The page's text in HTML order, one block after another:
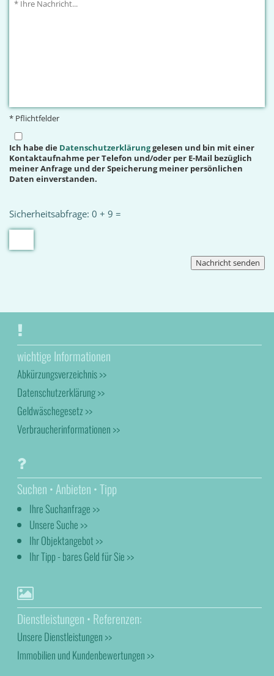
* Pflichtfelder
Ich habe die Datenschutzerklärunggelesen und bin mit einer
Kontaktaufnahme per Telefon und/oder per E-Mail bezüglich
meiner Anfrage und der Speicherung meiner persönlichen
Daten einverstanden.
Sicherheitsabfrage: 0 + 9 =
wichtige Informationen
Abkürzungsverzeichnis >>
Datenschutzerklärung >>
Geldwäschegesetz >>
Verbraucherinformationen >>
Suchen • Anbieten • Tipp
Ihre Suchanfrage >>
Unsere Suche >>
Ihr Objektangebot >>
Ihr Tipp - bares Geld für Sie >>
Dienstleistungen • Referenzen:
Unsere Dienstleistungen >>
Immobilien und Kundenbewertungen >>